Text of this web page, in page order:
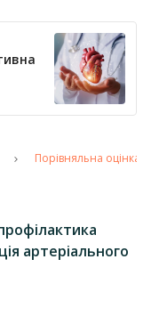
Порівняльна оцінка
артеріального